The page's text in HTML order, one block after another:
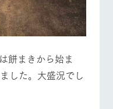
お問い合わせ
餅まきから始ま
した。大盛況でし